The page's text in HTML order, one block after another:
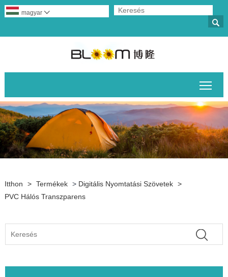

magyar 
Itthon > Termékek > Digitális Nyomtatási Szövetek >
PVC Hálós Transzparens